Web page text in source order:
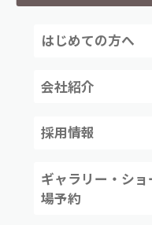
はじめての方へ
会社紹介
採用情報
ギャラリー・シ
場予約